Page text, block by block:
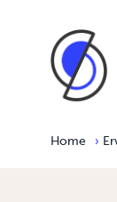
Home ›